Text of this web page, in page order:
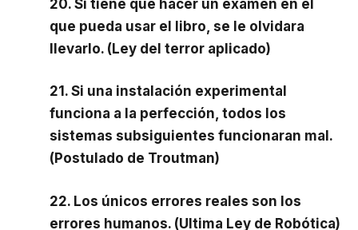
20. Si tiene que hacer un examen en el
que pueda usar el libro, se le olvidara
llevarlo. (Ley del terror aplicado)
21. Si una instalación experimental
funciona a la perfección, todos los
sistemas subsiguientes funcionaran mal.
(Postulado de Troutman)
22. Los únicos errores reales son los
errores humanos. (Ultima Ley de Robótica)